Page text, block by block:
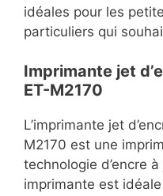
idéales pour les
particuliers qui
Imprimante jet
ET-M2170
L’imprimante jet
M2170 est une
technologie d’encre
imprimante est